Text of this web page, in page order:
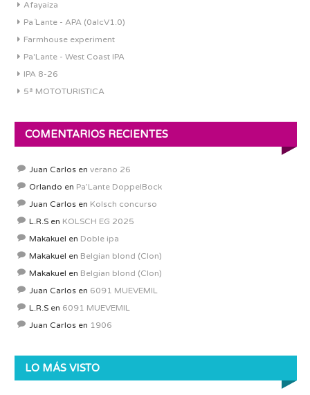
Afayaiza
Pa´Lante - APA (0alcV1.0)
Farmhouse experiment
Pa'Lante - West Coast IPA
IPA 8-26
5ª MOTOTURISTICA
COMENTARIOS RECIENTES
Juan Carlos en verano 26
Orlando en Pa’Lante DoppelBock
Juan Carlos en Kolsch concurso
L.R.S en KOLSCH EG 2025
Makakuel en Doble ipa
Makakuel en Belgian blond (Clon)
Makakuel en Belgian blond (Clon)
Juan Carlos en 6091 MUEVEMIL
L.R.S en 6091 MUEVEMIL
Juan Carlos en 1906
LO MÁS VISTO